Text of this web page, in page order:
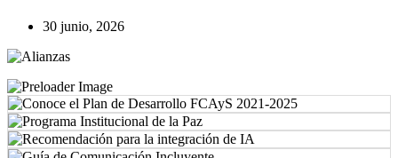
30 junio, 2026